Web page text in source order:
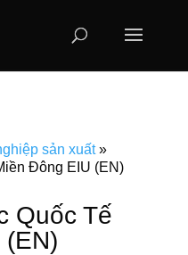
sản xuất»
Đông EIU (EN)
Quốc Tế